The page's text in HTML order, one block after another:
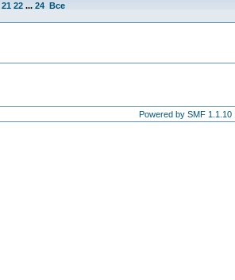
21 22 ... 24 Все
Powered by SMF 1.1.10